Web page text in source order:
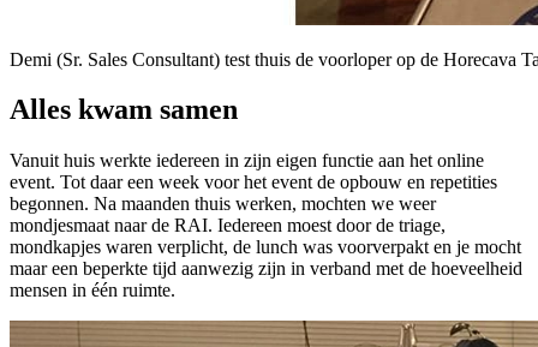
Demi (Sr. Sales Consultant) test thuis de voorloper op de Horecava
Alles kwam samen
Vanuit huis werkte iedereen in zijn eigen functie aan het online
event. Tot daar een week voor het event de opbouw en repetities
begonnen. Na maanden thuis werken, mochten we weer
mondjesmaat naar de RAI. Iedereen moest door de triage,
mondkapjes waren verplicht, de lunch was voorverpakt en je mocht
maar een beperkte tijd aanwezig zijn in verband met de hoeveelheid
mensen in één ruimte.